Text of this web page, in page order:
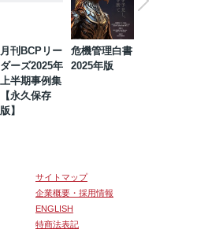
月刊BCPリー
ダーズ2025年
上半期事例集
【永久保存
版】
危機管理白書
2025年版
サイトマップ
企業概要・採用情報
ENGLISH
特商法表記